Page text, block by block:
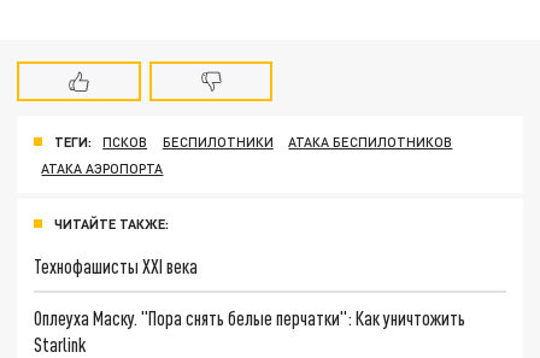
ТЕГИ: ПСКОВ БЕСПИЛОТНИКИ
АТАКА БЕСПИЛОТНИКОВ
АТАКА АЭРОПОРТА
ЧИТАЙТЕ ТАКЖЕ:
Технофашисты XXI века
Оплеуха Маску. "Пора снять белые перчатки": Как уничтожить
Starlink